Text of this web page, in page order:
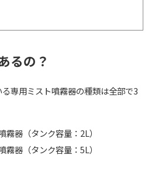
るの？
専用ミスト噴霧器の種類は全部で3
霧器（タンク容量：2L）
霧器（タンク容量：5L）